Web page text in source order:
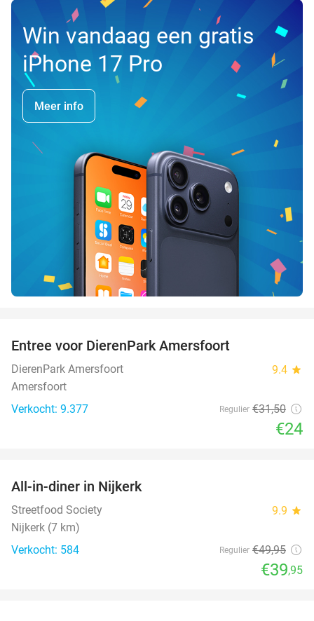
Win vandaag een gratis
iPhone 17 Pro
Meer info
Entree voor DierenPark Amersfoort
DierenPark Amersfoort 9.4 star
Amersfoort
Verkocht: 9.377
Regulier €31,50
€24
All-in-diner in Nijkerk
Streetfood Society 9.9 star
Nijkerk (7 km)
Verkocht: 584
Regulier €49,95
€39,95